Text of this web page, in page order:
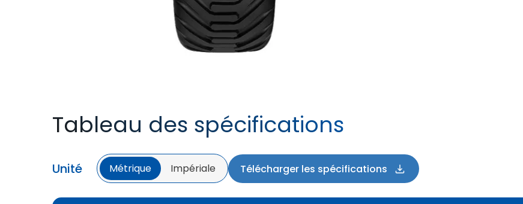
Tableau des spécifications
Unité Métrique Impériale Télécharger les spécifications